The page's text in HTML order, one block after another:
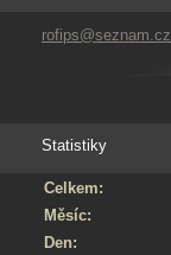
rofips@seznam.cz
Statistiky
Celkem:
Měsíc:
Den: